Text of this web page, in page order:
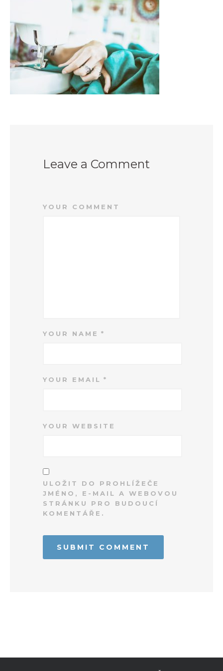
BLOG
KONTAKT
Leave a Comment
YOUR COMMENT
YOUR NAME
YOUR EMAIL
YOUR WEBSITE
ULOŽIT DO PROHLÍŽEČE
JMÉNO, E-MAIL A WEBOVOU
STRÁNKU PRO BUDOUCÍ
KOMENTÁŘE.